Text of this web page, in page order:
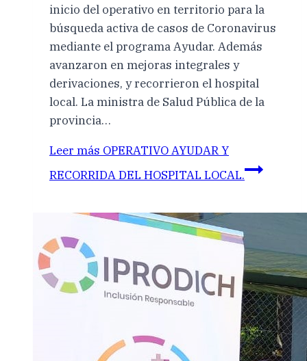
inicio del operativo en territorio para la
búsqueda activa de casos de Coronavirus
mediante el programa Ayudar. Además
avanzaron en mejoras integrales y
derivaciones, y recorrieron el hospital
local. La ministra de Salud Pública de la
provincia…
Leer más OPERATIVO AYUDAR Y
RECORRIDA DEL HOSPITAL LOCAL.